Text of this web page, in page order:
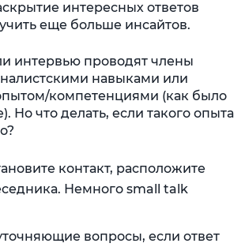
интересных ответов
еще больше инсайтов.
интервью проводят члены
навыками или
компетенциями (как было
Но что делать, если такого опыта
контакт, расположите
Немного small talk
вопросы, если ответ